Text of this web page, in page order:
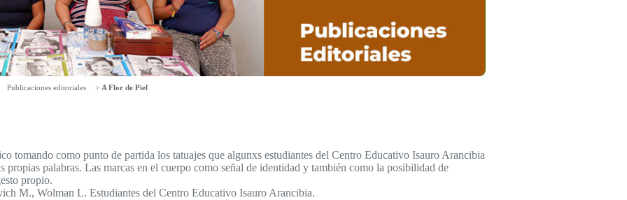
Publicaciones editoriales > A Flor de Piel
tomando como punto de partida los tatuajes que algunxs estudiantes del Centro Educativo Isauro Arancibia
propias palabras. Las marcas en el cuerpo como señal de identidad y también como la posibilidad de
propio.
M., Wolman L. Estudiantes del Centro Educativo Isauro Arancibia.